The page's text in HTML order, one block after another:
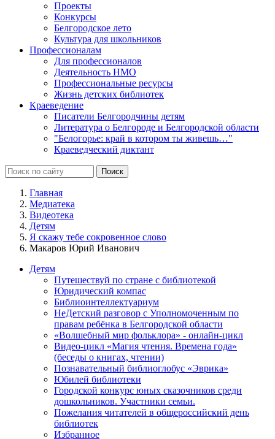
Проекты
Конкурсы
Белгородское лето
Культура для школьников
Профессионалам
Для профессионалов
Деятельность НМО
Профессиональные ресурсы
Жизнь детских библиотек
Краеведение
Писатели Белгородчины детям
Литература о Белгороде и Белгородской области
"Белогорье: край в котором ты живешь…"
Краеведческий диктант
Главная
Медиатека
Видеотека
Детям
Я скажу тебе сокровенное слово
Макаров Юрий Иванович
Детям
Путешествуй по стране с библиотекой
Юридический компас
Библиоинтеллектуариум
НеДетский разговор с Уполномоченным по
правам ребёнка в Белгородской области
«Волшебный мир фольклора» - онлайн-цикл
Видео-цикл «Магия чтения. Времена года»
(беседы о книгах, чтении)
Познавательный библиоглобус «Эврика»
Юбилей библиотеки
Городской конкурс юных сказочников среди
дошкольников. Участники семьи.
Пожелания читателей в общероссийский день
библиотек
Избранное